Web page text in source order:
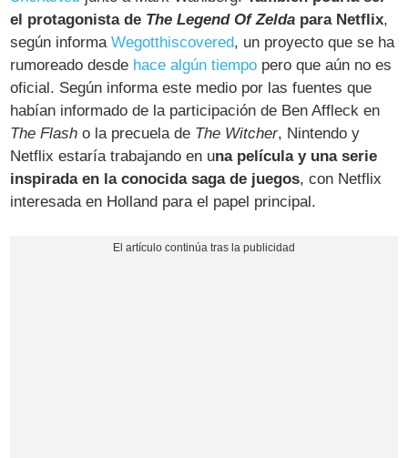
el protagonista de The Legend Of Zelda para Netflix,
según informaWegotthiscovered, un proyecto que se ha
rumoreado desde hace algún tiempo pero que aún no es
oficial. Según informa este medio por las fuentes que
habían informado de la participación de Ben Affleck en
The Flash o la precuela de The Witcher, Nintendo y
Netflix estaría trabajando en una película y una serie
inspirada en la conocida saga de juegos, con Netflix
interesada en Holland para el papel principal.